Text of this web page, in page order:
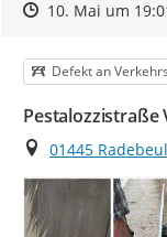
Zeitpunkt des
Zeitpunkt des
10. Mai um
Kategorie
Defekt an
Pestalozzistraße
Ort
01445